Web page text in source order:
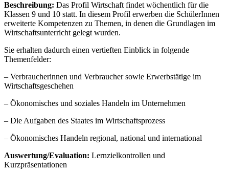
Beschreibung: Das Profil Wirtschaft findet wöchentlich für die
Klassen 9 und 10 statt. In diesem Profil erwerben die SchülerInnen
erweiterte Kompetenzen zu Themen, in denen die Grundlagen im
Wirtschaftsunterricht gelegt wurden.
Sie erhalten dadurch einen vertieften Einblick in folgende
Themenfelder:
– Verbraucherinnen und Verbraucher sowie Erwerbstätige im
Wirtschaftsgeschehen
– Ökonomisches und soziales Handeln im Unternehmen
– Die Aufgaben des Staates im Wirtschaftsprozess
– Ökonomisches Handeln regional, national und international
Auswertung/Evaluation: Lernzielkontrollen und
Kurzpräsentationen